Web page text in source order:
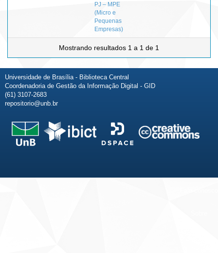
PJ – MPE
(Micro e
Pequenas
Empresas)
Mostrando resultados 1 a 1 de 1
Universidade de Brasília - Biblioteca Central
Coordenadoria de Gestão da Informação Digital - GID
(61) 3107-2683
repositorio@unb.br